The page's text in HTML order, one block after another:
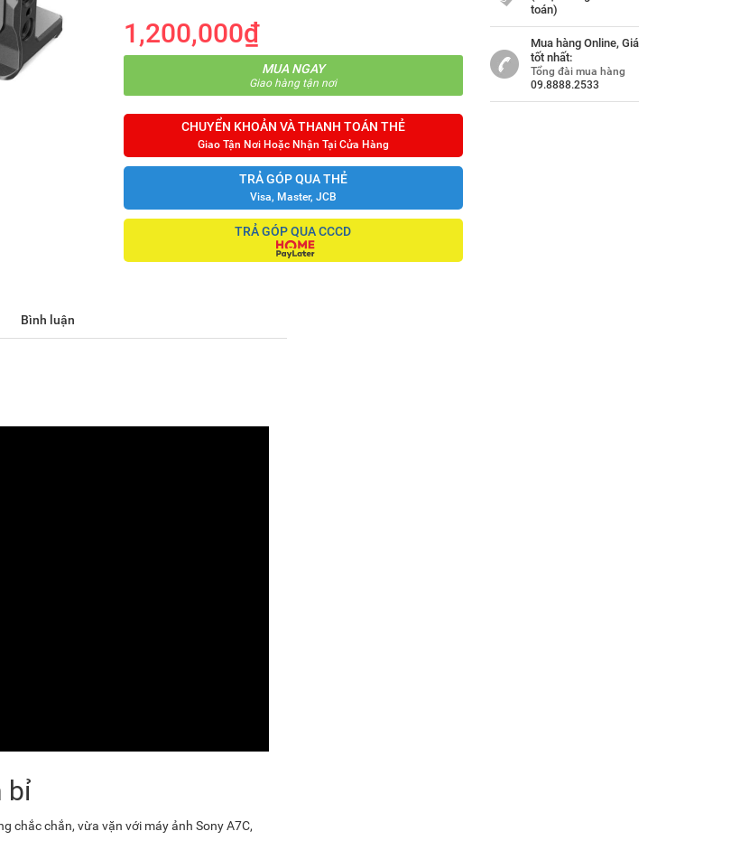
1,200,000₫
MUA NGAY
Giao hàng tận nơi
CHUYỂN KHOẢN VÀ THANH TOÁN THẺ
Giao Tận Nơi Hoặc Nhận Tại Cửa Hàng
TRẢ GÓP QUA THẺ
Visa, Master, JCB
TRẢ GÓP QUA CCCD
toán)
Mua hàng Online, Giá
tốt nhất:
Tổng đài mua hàng
09.8888.2533
Bình luận
bỉ
chắc chắn, vừa vặn với máy ảnh Sony A7C,